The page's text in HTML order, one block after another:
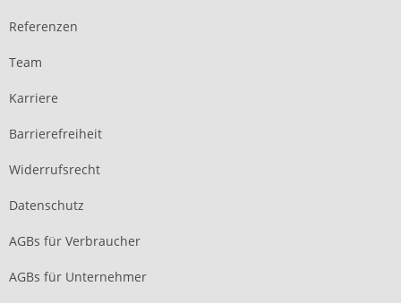
Referenzen
Team
Karriere
Barrierefreiheit
Widerrufsrecht
Datenschutz
AGBs für Verbraucher
AGBs für Unternehmer